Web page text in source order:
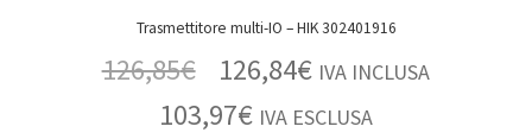
Trasmettitore multi-IO – HIK 302401916
126,85€ 126,84€ IVA INCLUSA
103,97€ IVA ESCLUSA